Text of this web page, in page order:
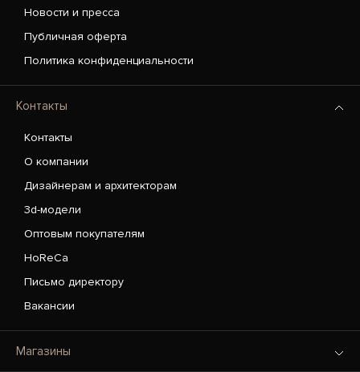
Новости и пресса
Публичная оферта
Политика конфиденциальности
Контакты
Контакты
О компании
Дизайнерам и архитекторам
3d-модели
Оптовым покупателям
HoReCa
Письмо директору
Вакансии
Магазины